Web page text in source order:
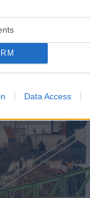
Data Access
in Ungarn!